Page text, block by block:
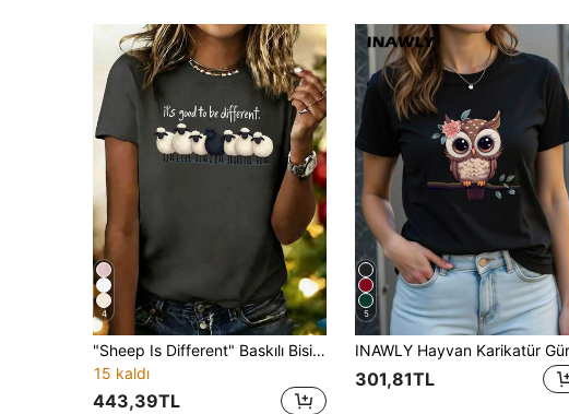
4
"Sheep Is Different" Baskılı Bisiklet Yaka Kısa Kollu Kadın Tişört, Yeni Minimalist Sevimli Desenli Günlük Tatil Stili Örme Kumaş Yazlık
15 kaldı
443,39TL
5
301,81TL